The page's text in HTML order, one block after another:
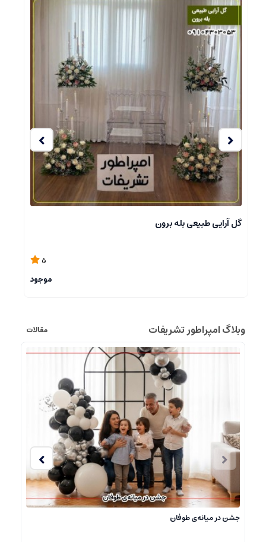
%9
ادکنک آرایی و گل آرایی مصنوعی دخترانه تم اربز و گل رز قرمز
5
8,100,000 تومان
وبلاگ امپراطور تشریفات مقالات
جشن در میانه‌ی طوفان